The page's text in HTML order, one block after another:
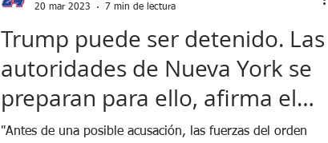
Trump puede ser detenido. Las
autoridades de Nueva York se
preparan para ello, afirma el
N.Y. Times
"Antes de una posible acusación, las fuerzas del orden
20 mar 2023
7 min de lectura